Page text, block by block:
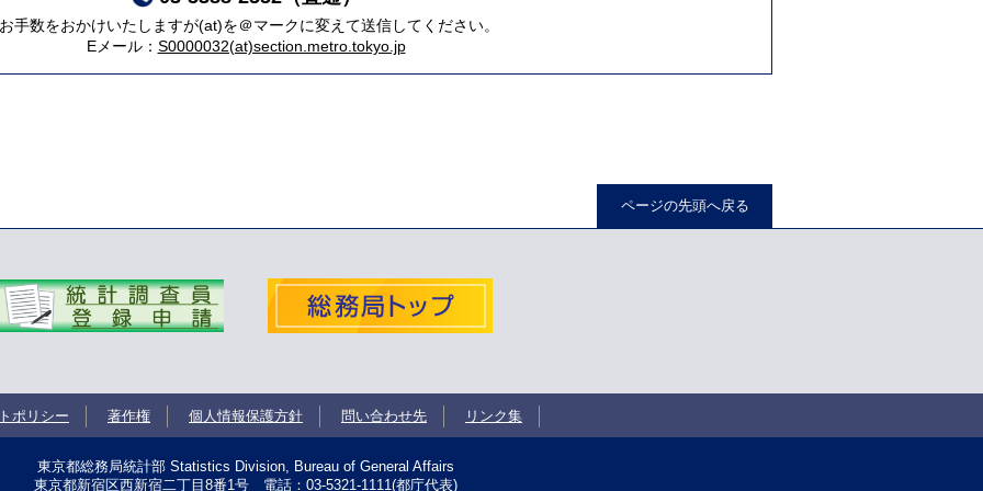
手数をおかけいたしますが(at)を＠マークに変えて送信してください。
Eメール： S0000032(at)section.metro.tokyo.jp
ページの先頭へ戻る
ポリシー 著作権 個人情報保護方針 問い合わせ先 リンク集
東京都総務局統計部 Statistics Division, Bureau of General Affairs
東京都新宿区西新宿二丁目8番1号 電話：03-5321-1111(都庁代表)